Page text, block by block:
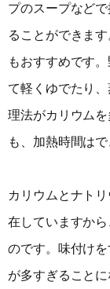
プのスープなど
ることができま
もおすすめです
て軽くゆでたり
理法がカリウム
も、加熱時間は
カリウムとナト
在していますか
のです。味付け
が多すぎること